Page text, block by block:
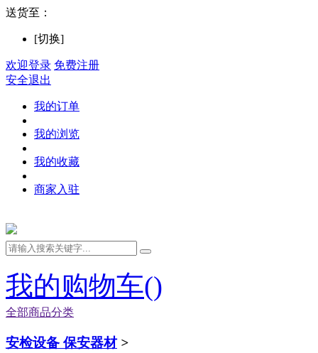
送货至：
[切换]
欢迎登录 免费注册
安全退出
我的订单
我的浏览
我的收藏
商家入驻
我的购物车()
全部商品分类
安检设备 保安器材 >